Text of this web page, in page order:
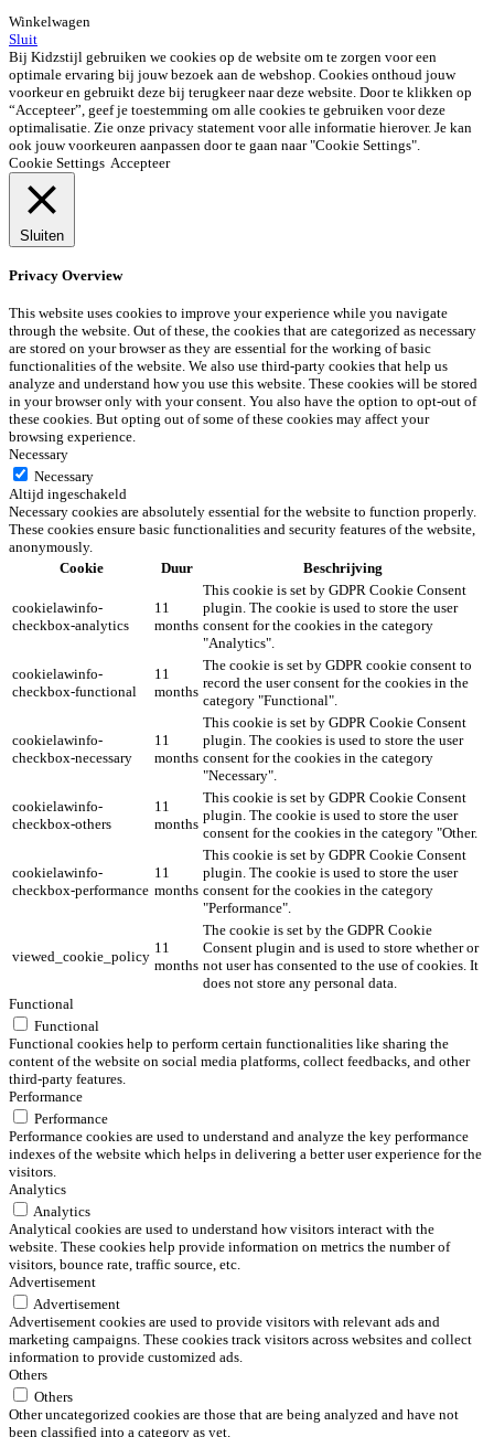
Winkelwagen
Sluit
Bij Kidzstijl gebruiken we cookies op de website om te zorgen voor een
optimale ervaring bij jouw bezoek aan de webshop. Cookies onthoud jouw
voorkeur en gebruikt deze bij terugkeer naar deze website. Door te klikken op
“Accepteer”, geef je toestemming om alle cookies te gebruiken voor deze
optimalisatie. Zie onze privacy statement voor alle informatie hierover. Je kan
ook jouw voorkeuren aanpassen door te gaan naar "Cookie Settings".
Cookie Settings Accepteer
Sluiten
Privacy Overview
This website uses cookies to improve your experience while you navigate
through the website. Out of these, the cookies that are categorized as necessary
are stored on your browser as they are essential for the working of basic
functionalities of the website. We also use third-party cookies that help us
analyze and understand how you use this website. These cookies will be stored
in your browser only with your consent. You also have the option to opt-out of
these cookies. But opting out of some of these cookies may affect your
browsing experience.
Necessary
Necessary
Altijd ingeschakeld
Necessary cookies are absolutely essential for the website to function properly.
These cookies ensure basic functionalities and security features of the website,
anonymously.
Cookie
Duur Beschrijving
cookielawinfo-
checkbox-analytics
11
months
This cookie is set by GDPR Cookie Consent
plugin. The cookie is used to store the user
consent for the cookies in the category
"Analytics".
cookielawinfo-
checkbox-functional
11
months
The cookie is set by GDPR cookie consent to
record the user consent for the cookies in the
category "Functional".
cookielawinfo-
checkbox-necessary
11
months
This cookie is set by GDPR Cookie Consent
plugin. The cookies is used to store the user
consent for the cookies in the category
"Necessary".
cookielawinfo-
checkbox-others
11
months
This cookie is set by GDPR Cookie Consent
plugin. The cookie is used to store the user
consent for the cookies in the category "Other.
cookielawinfo-
checkbox-performance
11
months
This cookie is set by GDPR Cookie Consent
plugin. The cookie is used to store the user
consent for the cookies in the category
"Performance".
viewed_cookie_policy
11
months
The cookie is set by the GDPR Cookie
Consent plugin and is used to store whether or
not user has consented to the use of cookies. It
does not store any personal data.
Functional
Functional
Functional cookies help to perform certain functionalities like sharing the
content of the website on social media platforms, collect feedbacks, and other
third-party features.
Performance
Performance
Performance cookies are used to understand and analyze the key performance
indexes of the website which helps in delivering a better user experience for the
visitors.
Analytics
Analytics
Analytical cookies are used to understand how visitors interact with the
website. These cookies help provide information on metrics the number of
visitors, bounce rate, traffic source, etc.
Advertisement
Advertisement
Advertisement cookies are used to provide visitors with relevant ads and
marketing campaigns. These cookies track visitors across websites and collect
information to provide customized ads.
Others
Others
Other uncategorized cookies are those that are being analyzed and have not
been classified into a category as yet.